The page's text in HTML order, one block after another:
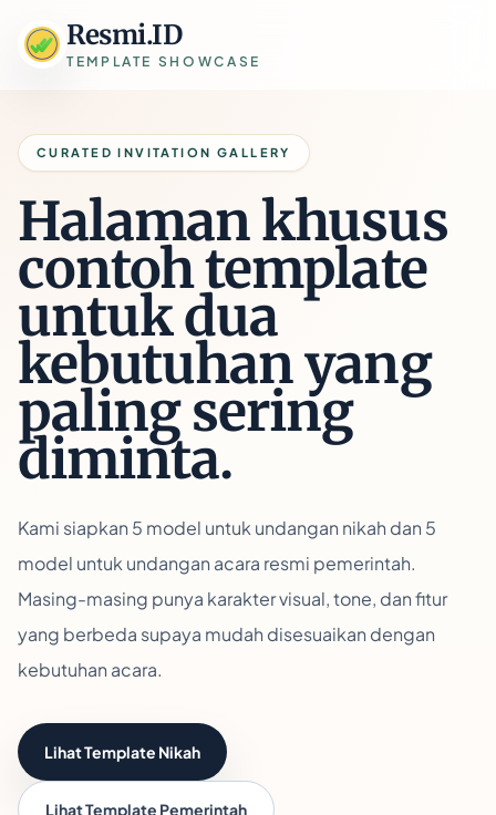
Resmi.ID
TEMPLATE SHOWCASE
CURATED INVITATION GALLERY
Halaman khusus
contoh template
untuk dua
kebutuhan yang
paling sering
diminta.
Kami siapkan 5 model untuk undangan nikah dan 5
model untuk undangan acara resmi pemerintah.
Masing-masing punya karakter visual, tone, dan fitur
yang berbeda supaya mudah disesuaikan dengan
kebutuhan acara.
Lihat Template Nikah
Lihat Template Pemerintah